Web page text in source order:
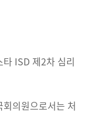
ISD 제2차 심리
의원으로서는 처